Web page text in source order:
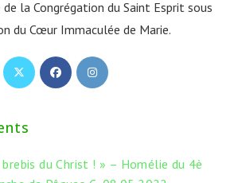
la Congrégation du Saint Esprit sous
du Cœur Immaculée de Marie.
S’ouvre
dans
S’ouvre
dans
S’ouvre
brebis du Christ ! » – Homélie du 4è